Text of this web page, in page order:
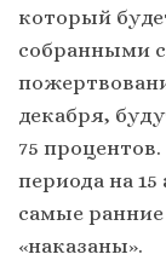
который
собранными
декабря,
75
периода на
самые
«наказаны».